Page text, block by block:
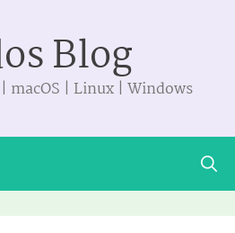
Blog
macOS | Linux | Windows